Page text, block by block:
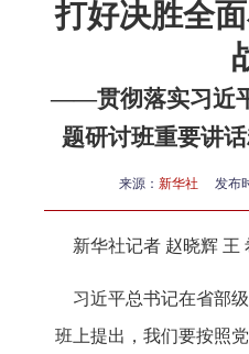
打好决胜全
——贯彻落实习近
题研讨班重要讲
来源： 新华社 发布
新华社记者 赵晓辉 王
习近平总书记在省部
班上提出，我们要按照